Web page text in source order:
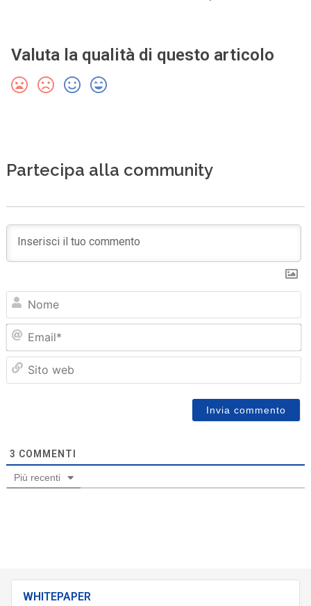
Valuta la qualità di questo articolo
Partecipa alla community
3 COMMENTI
Più recenti
WHITEPAPER